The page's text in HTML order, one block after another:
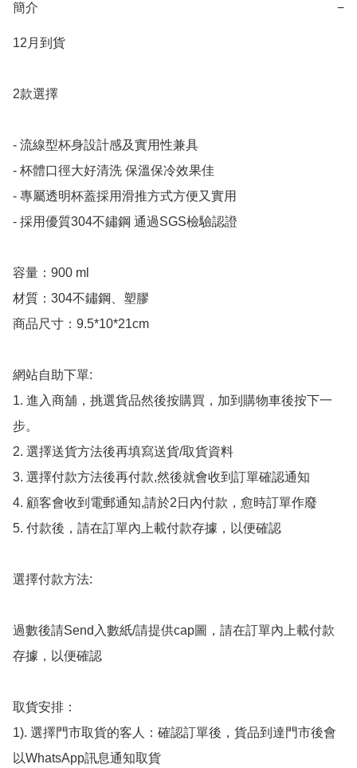
簡介 −
12月到貨
2款選擇
- 流線型杯身設計感及實用性兼具
- 杯體口徑大好清洗 保溫保冷效果佳
- 專屬透明杯蓋採用滑推方式方便又實用
- 採用優質304不鏽鋼 通過SGS檢驗認證
容量：900 ml
材質：304不鏽鋼、塑膠
商品尺寸：9.5*10*21cm
網站自助下單:
1. 進入商舖，挑選貨品然後按購買，加到購物車後按下一
步。
2. 選擇送貨方法後再填寫送貨/取貨資料
3. 選擇付款方法後再付款,然後就會收到訂單確認通知
4. 顧客會收到電郵通知,請於2日內付款，愈時訂單作廢
5. 付款後，請在訂單內上載付款存據，以便確認
選擇付款方法:
過數後請Send入數紙/請提供cap圖，請在訂單內上載付款
存據，以便確認
取貨安排：
1). 選擇門市取貨的客人：確認訂單後，貨品到達門市後會
以WhatsApp訊息通知取貨